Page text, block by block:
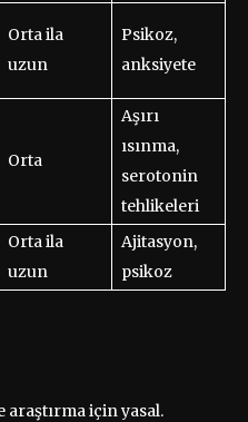
Orta ila
uzun
Psikoz,
anksiyete
Orta
Aşırı
ısınma,
serotonin
tehlikeleri
Orta ila
uzun
Ajitasyon,
psikoz
için yasal.